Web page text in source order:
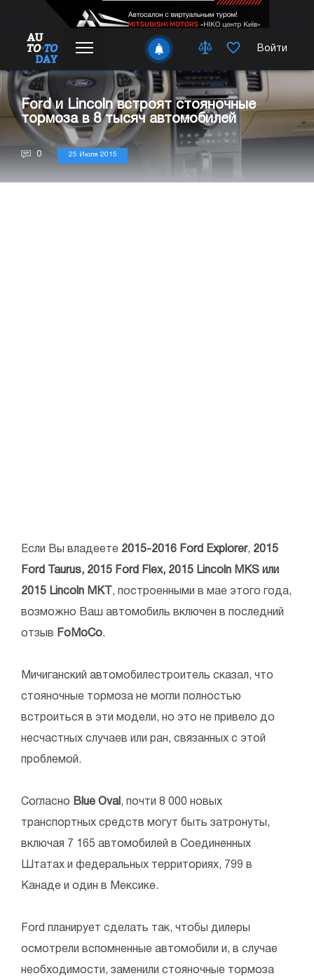
Войти
Ford и Lincoln встроят стояночные
тормоза в 8 тысяч автомобилей
0 25 Июля 2015
Если Вы владеете 2015-2016 Ford Explorer, 2015
Ford Taurus, 2015 Ford Flex, 2015 Lincoln MKS или
2015 Lincoln MKT , построенными в мае этого года,
возможно Ваш автомобиль включен в последний
отзыв FoMoCo.
Мичиганский автомобилестроитель сказал, что
стояночные тормоза не могли полностью
встроиться в эти модели, но это не привело до
несчастных случаев или ран, связанных с этой
проблемой.
Согласно Blue Oval , почти 8 000 новых
транспортных средств могут быть затронуты,
включая 7 165 автомобилей в Соединенных
Штатах и федеральных территориях, 799 в
Канаде и один в Мексике.
Ford планирует сделать так, чтобы дилеры
осмотрели вспомненные автомобили и, в случае
необходимости, заменили стояночные тормоза